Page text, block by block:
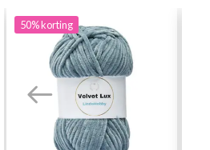
50%korting